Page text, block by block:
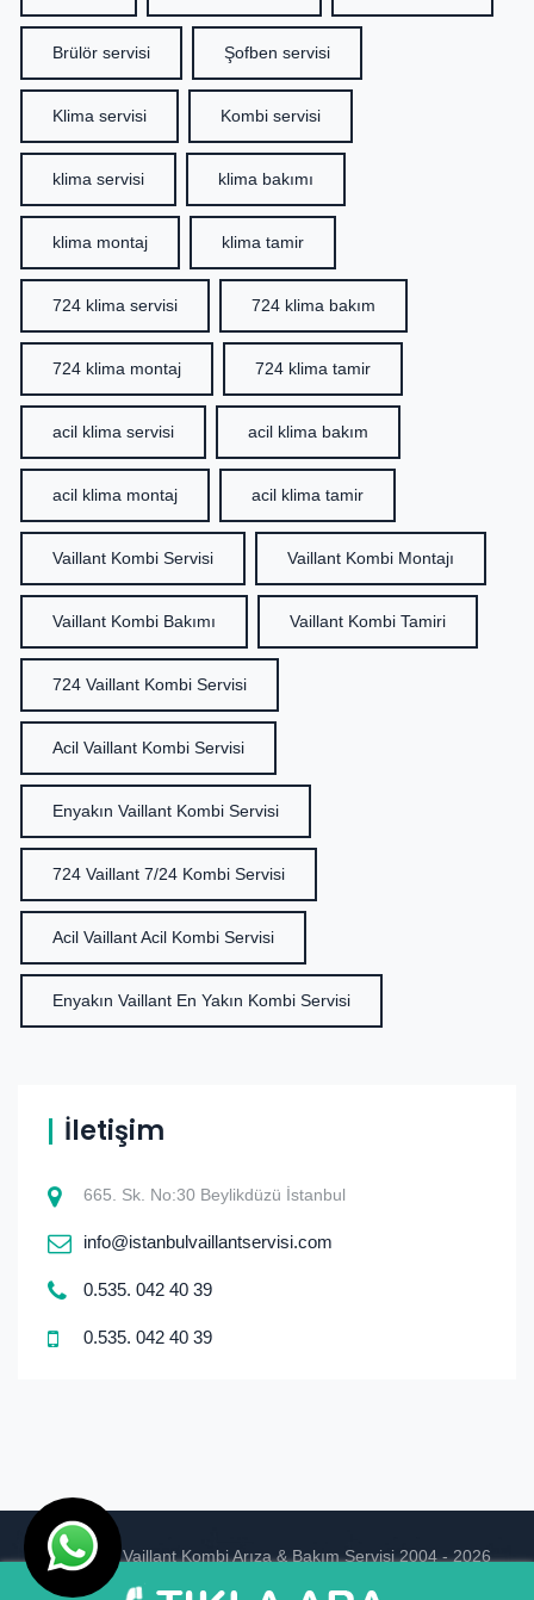
Brülör servisi Şofben servisi
Klima servisi Kombi servisi
klima servisi klima bakımı
klima montaj klima tamir
724 klima servisi 724 klima bakım
724 klima montaj 724 klima tamir
acil klima servisi acil klima bakım
acil klima montaj acil klima tamir
Vaillant Kombi Servisi Vaillant Kombi Montajı
Vaillant Kombi Bakımı Vaillant Kombi Tamiri
724 Vaillant Kombi Servisi
Acil Vaillant Kombi Servisi
Enyakın Vaillant Kombi Servisi
724 Vaillant 7/24 Kombi Servisi
Acil Vaillant Acil Kombi Servisi
Enyakın Vaillant En Yakın Kombi Servisi
İletişim
665. Sk. No:30 Beylikdüzü İstanbul
info@istanbulvaillantservisi.com
0.535. 042 40 39
0.535. 042 40 39
© istanbul Vaillant Kombi Arıza & Bakım Servisi 2004 - 2026
Tasarım Ankara Hosting